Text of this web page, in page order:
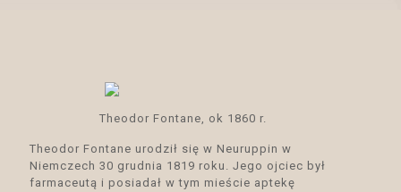
Theodor Fontane, ok 1860 r.
Theodor Fontane urodził się w Neuruppin w
Niemczech 30 grudnia 1819 roku. Jego ojciec był
farmaceutą i posiadał w tym mieście aptekę